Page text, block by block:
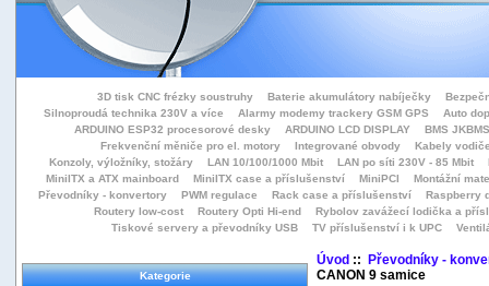
3D tisk CNC frézky soustruhy Baterie akumulátory nabíječky
Silnoproudá technika 230V a více
Alarmy modemy trackery GSM GPS
Auto
ARDUINO ESP32 procesorové desky
ARDUINO LCD DISPLAY
BMS
Frekvenční měniče pro el. motory
Integrované obvody
Kabely
Konzoly, výložníky, stožáry
LAN 10/100/1000 Mbit LAN po síti 230V - 85 Mbit
MiniITX a ATX mainboard
MiniITX case a příslušenství MiniPCI
Montážní
Převodníky - konvertory
PWM regulace Rack case a příslušenství
Raspberry
Routery low-cost
Routery Opti Hi-end
Rybolov zavážecí lodička a přísl
Tiskové servery a převodníky USB
TV příslušenství i k UPC
Kategorie
Úvod:: Převodníky -
CANON 9 samice